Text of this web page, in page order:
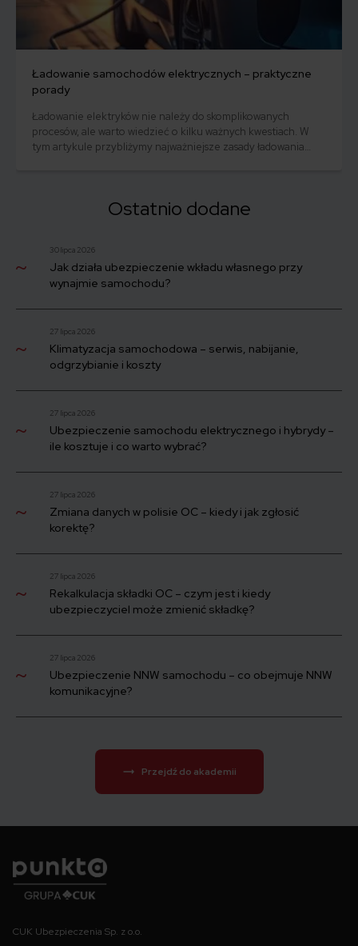
Ładowanie samochodów elektrycznych – praktyczne
porady
Ładowanie elektryków nie należy do skomplikowanych
procesów, ale warto wiedzieć o kilku ważnych kwestiach. W
tym artykule przybliżymy najważniejsze zasady ładowania
Ostatnio dodane
30 lipca 2026
Jak działa ubezpieczenie wkładu własnego przy
wynajmie samochodu?
27 lipca 2026
Klimatyzacja samochodowa – serwis, nabijanie,
odgrzybianie i koszty
27 lipca 2026
Ubezpieczenie samochodu elektrycznego i hybrydy –
ile kosztuje i co warto wybrać?
27 lipca 2026
Zmiana danych w polisie OC – kiedy i jak zgłosić
korektę?
27 lipca 2026
Rekalkulacja składki OC – czym jest i kiedy
ubezpieczyciel może zmienić składkę?
27 lipca 2026
Ubezpieczenie NNW samochodu – co obejmuje NNW
komunikacyjne?
Przejdź do akademii
CUK Ubezpieczenia Sp. z o.o.